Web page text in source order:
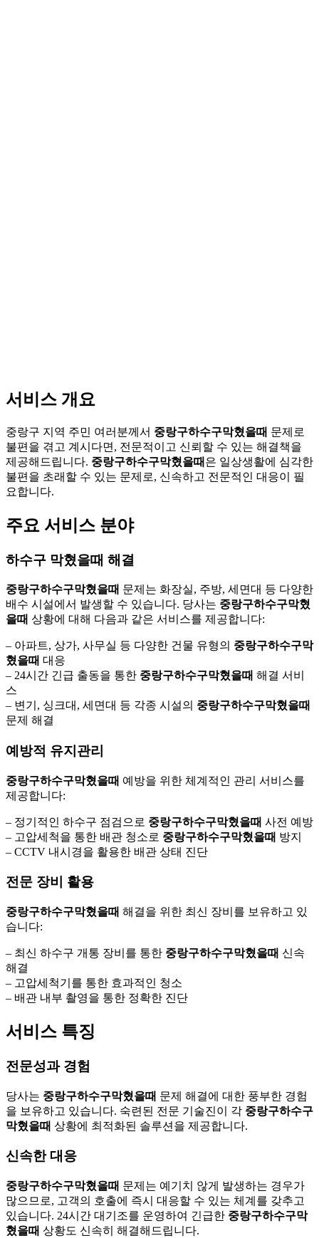
서비스 개요
중랑구 지역 주민 여러분께서 중랑구하수구막혔을때 문제로
불편을 겪고 계시다면, 전문적이고 신뢰할 수 있는 해결책을
제공해드립니다. 중랑구하수구막혔을때 은 일상생활에 심각한
불편을 초래할 수 있는 문제로, 신속하고 전문적인 대응이 필
요합니다.
주요 서비스 분야
하수구 막혔을때 해결
중랑구하수구막혔을때 문제는 화장실, 주방, 세면대 등 다양한
배수 시설에서 발생할 수 있습니다. 당사는 중랑구하수구막혔
을때 상황에 대해 다음과 같은 서비스를 제공합니다:
– 아파트, 상가, 사무실 등 다양한 건물 유형의 중랑구하수구막
혔을때 대응
– 24시간 긴급 출동을 통한 중랑구하수구막혔을때 해결 서비
스
– 변기, 싱크대, 세면대 등 각종 시설의 중랑구하수구막혔을때
문제 해결
예방적 유지관리
중랑구하수구막혔을때 예방을 위한 체계적인 관리 서비스를
제공합니다:
– 정기적인 하수구 점검으로 중랑구하수구막혔을때 사전 예방
– 고압세척을 통한 배관 청소로 중랑구하수구막혔을때 방지
– CCTV 내시경을 활용한 배관 상태 진단
전문 장비 활용
중랑구하수구막혔을때 해결을 위한 최신 장비를 보유하고 있
습니다:
– 최신 하수구 개통 장비를 통한 중랑구하수구막혔을때 신속
해결
– 고압세척기를 통한 효과적인 청소
– 배관 내부 촬영을 통한 정확한 진단
서비스 특징
전문성과 경험
당사는 중랑구하수구막혔을때 문제 해결에 대한 풍부한 경험
을 보유하고 있습니다. 숙련된 전문 기술진이 각 중랑구하수구
막혔을때 상황에 최적화된 솔루션을 제공합니다.
신속한 대응
중랑구하수구막혔을때 문제는 예기치 않게 발생하는 경우가
많으므로, 고객의 호출에 즉시 대응할 수 있는 체계를 갖추고
있습니다. 24시간 대기조를 운영하여 긴급한 중랑구하수구막
혔을때 상황도 신속히 해결해드립니다.